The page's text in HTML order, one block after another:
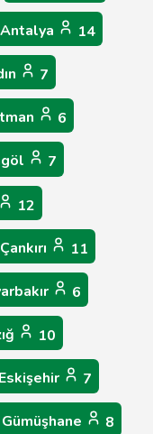
Antalya 14
7
6
7
12
Çankırı 11
6
10
Eskişehir 7
Gümüşhane 8